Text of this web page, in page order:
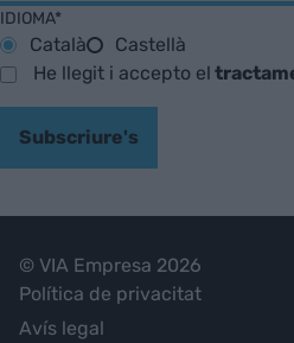
IDIOMA*
Català
Castellà
He llegit i accepto el
Subscriure's
© VIA Empresa 2026
Política de privacitat
Avís legal